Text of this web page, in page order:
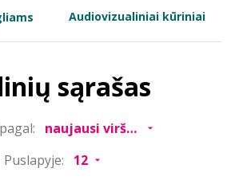
Audiovizualiniai kūriniai
sąrašas
Puslapyje: